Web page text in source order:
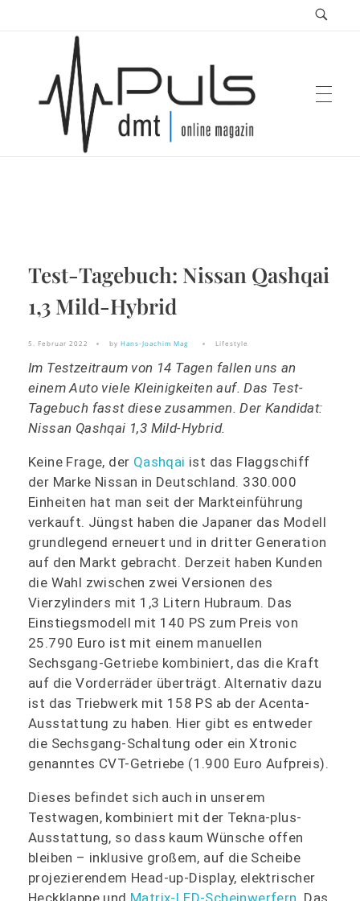
Test-Tagebuch: Nissan Qashqai
1,3 Mild-Hybrid
5. Februar 2022 by Hans-Joachim Mag Lifestyle
Im Testzeitraum von 14 Tagen fallen uns an
einem Auto viele Kleinigkeiten auf. Das Test-
Tagebuch fasst diese zusammen. Der Kandidat:
Nissan Qashqai 1,3 Mild-Hybrid.
Keine Frage, der Qashqai ist das Flaggschiff
der Marke Nissan in Deutschland. 330.000
Einheiten hat man seit der Markteinführung
verkauft. Jüngst haben die Japaner das Modell
grundlegend erneuert und in dritter Generation
auf den Markt gebracht. Derzeit haben Kunden
die Wahl zwischen zwei Versionen des
Vierzylinders mit 1,3 Litern Hubraum. Das
Einstiegsmodell mit 140 PS zum Preis von
25.790 Euro ist mit einem manuellen
Sechsgang-Getriebe kombiniert, das die Kraft
auf die Vorderräder überträgt. Alternativ dazu
ist das Triebwerk mit 158 PS ab der Acenta-
Ausstattung zu haben. Hier gibt es entweder
die Sechsgang-Schaltung oder ein Xtronic
genanntes CVT-Getriebe (1.900 Euro Aufpreis).
Dieses befindet sich auch in unserem
Testwagen, kombiniert mit der Tekna-plus-
Ausstattung, so dass kaum Wünsche offen
bleiben – inklusive großem, auf die Scheibe
projezierendem Head-up-Display, elektrischer